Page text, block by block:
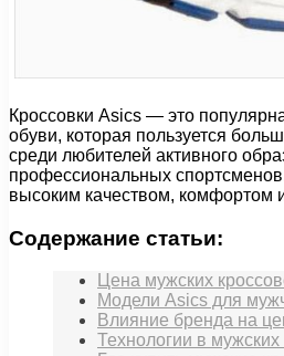
Кроссовки Asics — это
обуви, которая пользуется
среди любителей активного
профессиональных
высоким качеством, комфортом
Содержание статьи:
Цена мужских
Модели Asics для
Влияние бренда на
Технологии в